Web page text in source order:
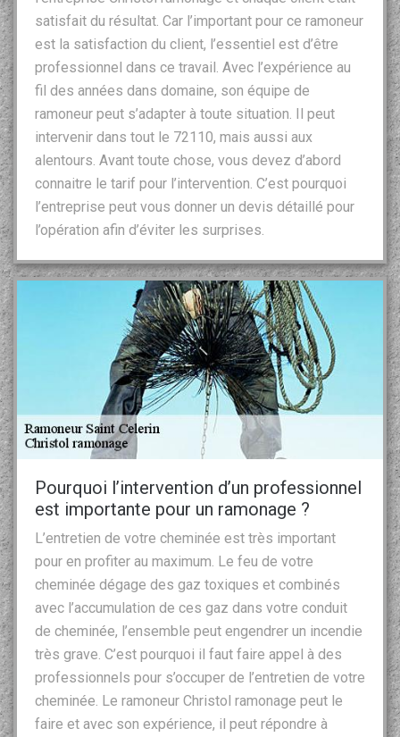
satisfait du résultat. Car l’important pour ce ramoneur
est la satisfaction du client, l’essentiel est d’être
professionnel dans ce travail. Avec l’expérience au
fil des années dans domaine, son équipe de
ramoneur peut s’adapter à toute situation. Il peut
intervenir dans tout le 72110, mais aussi aux
alentours. Avant toute chose, vous devez d’abord
connaitre le tarif pour l’intervention. C’est pourquoi
l’entreprise peut vous donner un devis détaillé pour
l’opération afin d’éviter les surprises.
Pourquoi l’intervention d’un professionnel
est importante pour un ramonage ?
L’entretien de votre cheminée est très important
pour en profiter au maximum. Le feu de votre
cheminée dégage des gaz toxiques et combinés
avec l’accumulation de ces gaz dans votre conduit
de cheminée, l’ensemble peut engendrer un incendie
très grave. C’est pourquoi il faut faire appel à des
professionnels pour s’occuper de l’entretien de votre
cheminée. Le ramoneur Christol ramonage peut le
faire et avec son expérience, il peut répondre à